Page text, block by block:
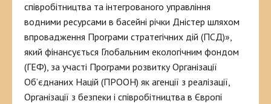
співробітництва та інтегрованого управління
водними ресурсами в басейні річки Дністер шляхом
впровадження Програми стратегічних дій (ПСД)»,
який фінансується Глобальним екологічним фондом
(ГЕФ), за участі Програми розвитку Організації
Об’єднаних Націй (ПРООН) як агенції з реалізації,
Організації з безпеки і співробітництва в Європі